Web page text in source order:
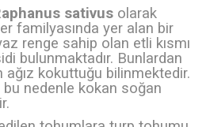
sativus olarak
familyasında yer alan bir
renge sahip olan etli kısmı
bulunmaktadır. Bunlardan
ağız kokuttuğu bilinmektedir.
bu nedenle kokan soğan